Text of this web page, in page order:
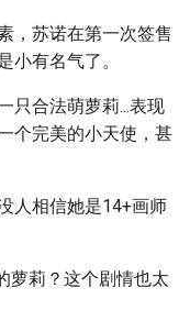
，苏诺在第一次签售
小有名气了。
只合法萌萝莉...表现
个完美的小天使，甚
人相信她是14+画师
萝莉？这个剧情也太